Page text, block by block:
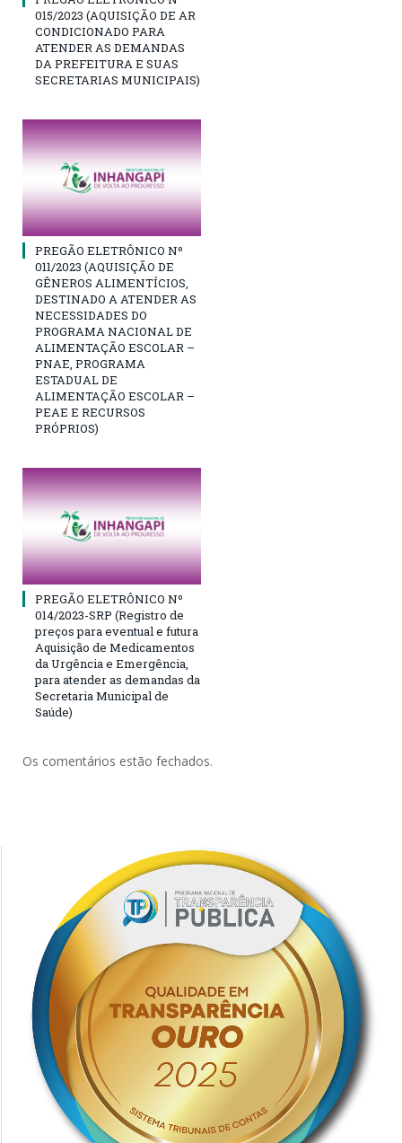
015/2023 (AQUISIÇÃO DE AR
CONDICIONADO PARA
ATENDER AS DEMANDAS
DA PREFEITURA E SUAS
SECRETARIAS MUNICIPAIS)
PREGÃO ELETRÔNICO Nº
011/2023 (AQUISIÇÃO DE
GÊNEROS ALIMENTÍCIOS,
DESTINADO A ATENDER AS
NECESSIDADES DO
PROGRAMA NACIONAL DE
ALIMENTAÇÃO ESCOLAR –
PNAE, PROGRAMA
ESTADUAL DE
ALIMENTAÇÃO ESCOLAR –
PEAE E RECURSOS
PRÓPRIOS)
PREGÃO ELETRÔNICO Nº
014/2023-SRP (Registro de
preços para eventual e futura
Aquisição de Medicamentos
da Urgência e Emergência,
para atender as demandas da
Secretaria Municipal de
Saúde)
Os comentários estão fechados.